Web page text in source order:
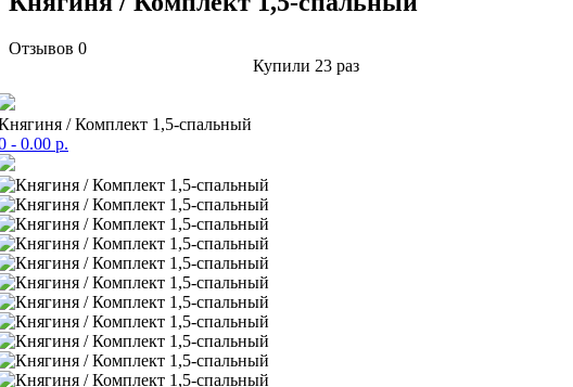
Отзывов 0
Купили 23 раз
/ Комплект 1,5-спальный
- 0.00 р.